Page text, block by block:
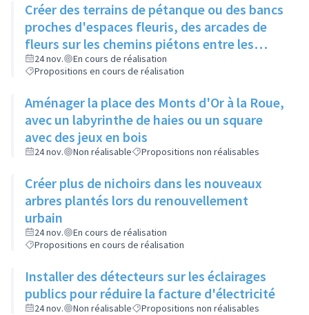
Créer des terrains de pétanque ou des bancs
proches d'espaces fleuris, des arcades de
fleurs sur les chemins piétons entre les
immeubles
24 nov.
En cours de réalisation
Propositions en cours de réalisation
Aménager la place des Monts d'Or à la Roue,
avec un labyrinthe de haies ou un square
avec des jeux en bois
24 nov. Non réalisable Propositions non réalisables
Créer plus de nichoirs dans les nouveaux
arbres plantés lors du renouvellement
urbain
24 nov.
En cours de réalisation
Propositions en cours de réalisation
Installer des détecteurs sur les éclairages
publics pour réduire la facture d'électricité
24 nov. Non réalisable Propositions non réalisables